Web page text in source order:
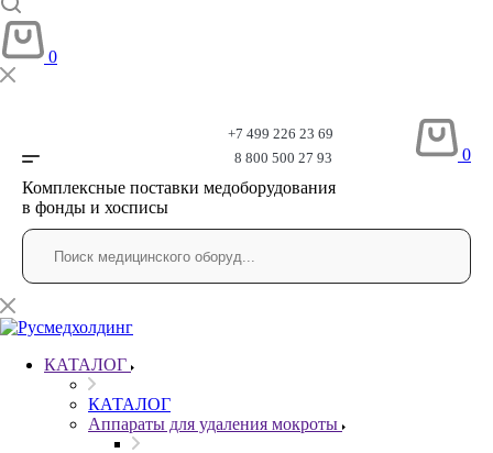
0
+7 499 226 23 69
8 800 500 27 93
0
Комплексные поставки медоборудования
в фонды и хосписы
КАТАЛОГ
КАТАЛОГ
Аппараты для удаления мокроты